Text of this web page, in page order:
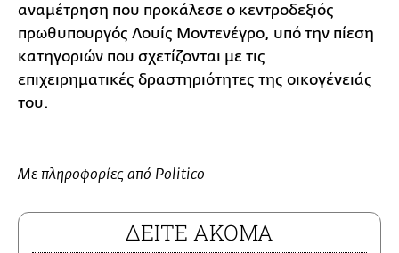
αναμέτρηση που προκάλεσε ο κεντροδεξιός
πρωθυπουργός Λουίς Μοντενέγρο, υπό την πίεση
κατηγοριών που σχετίζονται με τις
επιχειρηματικές δραστηριότητες της οικογένειάς
του.
Με πληροφορίες από Politico
ΔΕΙΤΕ ΑΚΟΜΑ